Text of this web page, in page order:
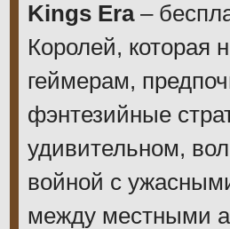
Kings Era–
Королей, которая
геймерам,
фэнтезийные
удивительном,
войной с
между местными